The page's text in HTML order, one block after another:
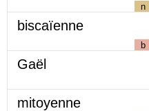
n
biscaïenne
b
Gaël
mitoyenne